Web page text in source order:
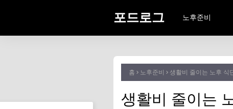
포드로그 노후준비
홈 노후준비 생활비 줄이는 노후 식
생활비 줄이는